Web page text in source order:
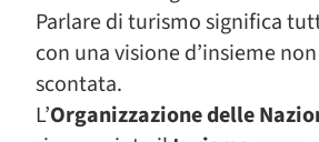
Parlare di turismo significa
con una visione d’insieme
scontata.
L’Organizzazione delle